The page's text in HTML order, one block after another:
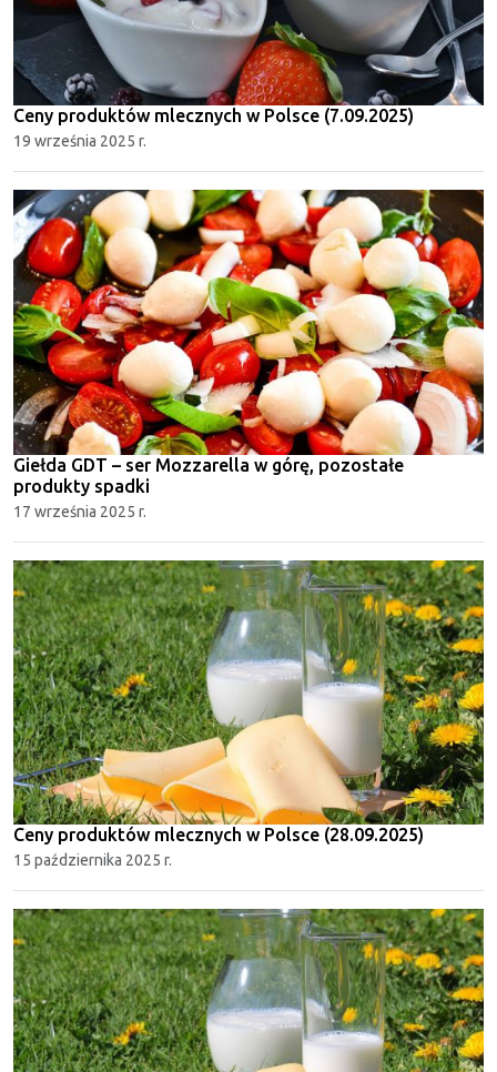
Ceny produktów mlecznych w Polsce (7.09.2025)
19 września 2025 r.
Giełda GDT – ser Mozzarella w górę, pozostałe
produkty spadki
17 września 2025 r.
Ceny produktów mlecznych w Polsce (28.09.2025)
15 października 2025 r.